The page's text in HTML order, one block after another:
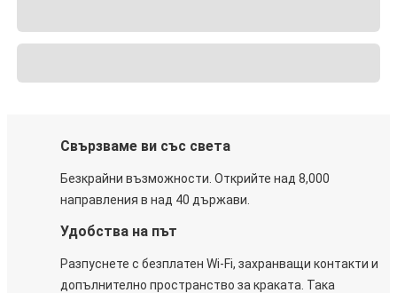
Свързваме ви със света
Безкрайни възможности. Открийте над 8,000
направления в над 40 държави.
Удобства на път
Разпуснете с безплатен Wi-Fi, захранващи контакти и
допълнително пространство за краката. Така